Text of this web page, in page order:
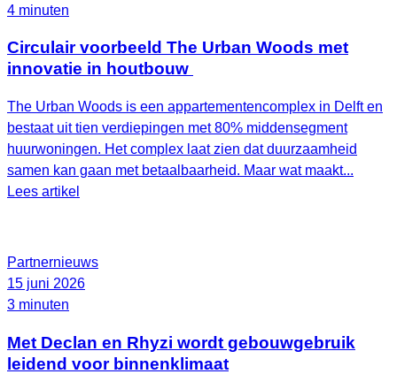
4 minuten
Circulair voorbeeld The Urban Woods met
innovatie in houtbouw
The Urban Woods is een appartementencomplex in Delft en
bestaat uit tien verdiepingen met 80% middensegment
huurwoningen. Het complex laat zien dat duurzaamheid
samen kan gaan met betaalbaarheid. Maar wat maakt...
Lees artikel
Partnernieuws
15 juni 2026
3 minuten
Met Declan en Rhyzi wordt gebouwgebruik
leidend voor binnenklimaat